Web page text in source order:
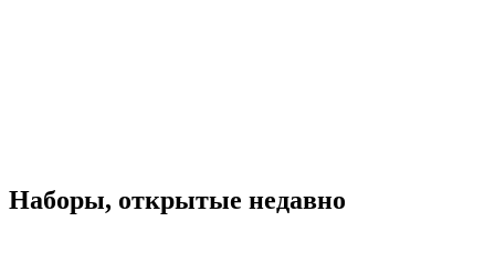
Наборы, открытые недавно